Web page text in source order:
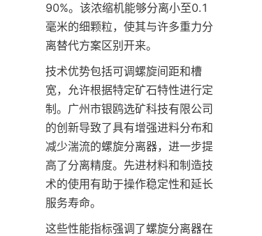
90%。该浓缩机能够分离小至0.1
毫米的细颗粒，使其与许多重力分
离替代方案区别开来。
技术优势包括可调螺旋间距和槽
宽，允许根据特定矿石特性进行定
制。广州市银鸥选矿科技有限公司
的创新导致了具有增强进料分布和
减少湍流的螺旋分离器，进一步提
高了分离精度。先进材料和制造技
术的使用有助于操作稳定性和延长
服务寿命。
这些性能指标强调了螺旋分离器在